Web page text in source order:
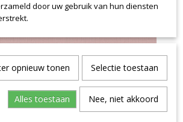
door uw gebruik van hun diensten
opnieuw tonen Selectie toestaan
Alles toestaan Nee, niet akkoord